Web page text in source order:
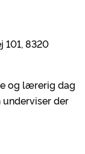
101, 8320
og lærerig dag
der